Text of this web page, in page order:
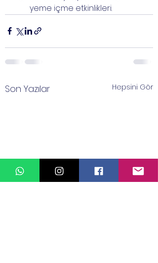
yeme içme etkinlikleri.
Son Yazılar Hepsini Gör